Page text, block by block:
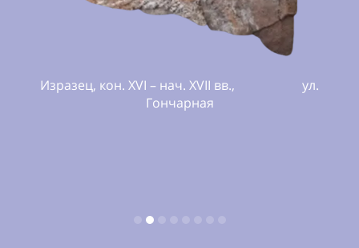
XVI – нач. XVII вв., ул.